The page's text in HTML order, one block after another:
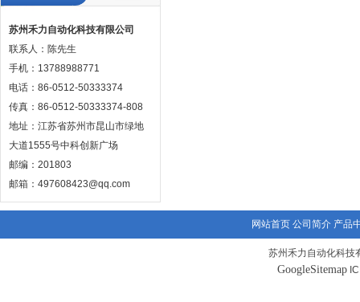
苏州禾力自动化科技有限公司
联系人：陈先生
手机：13788988771
电话：86-0512-50333374
传真：86-0512-50333374-808
地址：江苏省苏州市昆山市绿地
大道1555号中科创新广场
邮编：201803
邮箱：497608423@qq.com
网站首页 公司简介 产品
苏州禾力自动化科技
GoogleSitemap